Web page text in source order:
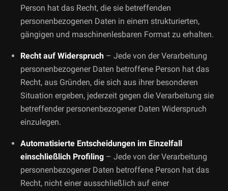
Person hat das Recht, die sie betreffenden
personenbezogenen Daten in einem strukturierten,
gängigen und maschinenlesbaren Format zu erhalten.
Recht auf Widerspruch – Jede von der Verarbeitung
personenbezogener Daten betroffene Person hat das
Recht, aus Gründen, die sich aus ihrer besonderen
Situation ergeben, jederzeit gegen die Verarbeitung sie
betreffender personenbezogener Daten Widerspruch
einzulegen.
Automatisierte Entscheidungen im Einzelfall
einschließlich Profiling – Jede von der Verarbeitung
personenbezogener Daten betroffene Person hat das
Recht, nicht einer ausschließlich auf einer